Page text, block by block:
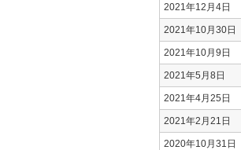
2021年12月4日
2021年10月30日
2021年10月9日
2021年5月8日
2021年4月25日
2021年2月21日
2020年10月31日